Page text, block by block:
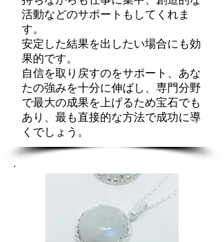
活動などのサポートもしてくれま
す。
安定した結果を出したい場合にも効
果的です。
自信を取り戻すのをサポート、あな
たの強みを十分に伸ばし、専門分野
で最大の成果を上げるため宝石でも
あり、最も直接的な方法で成功に導
くでしょう。